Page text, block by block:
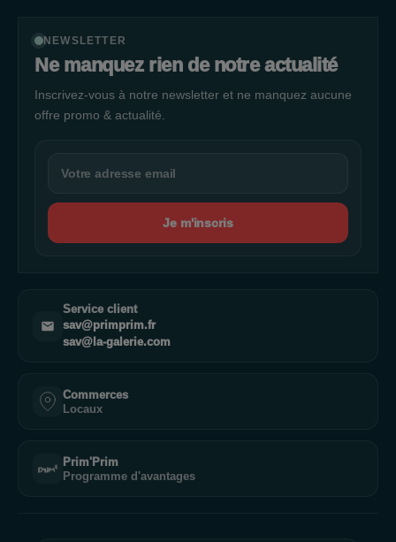
NEWSLETTER
Ne manquez rien de notre actualité
Inscrivez-vous à notre newsletter et ne manquez aucune
offre promo & actualité.
Je m'inscris
Service client
sav@primprim.fr
sav@la-galerie.com
Commerces
Locaux
Prim'Prim
Programme d'avantages